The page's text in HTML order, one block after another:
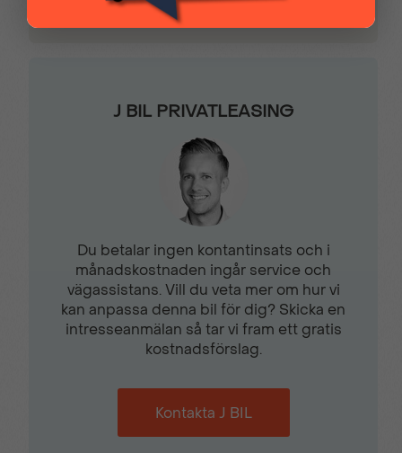
Färddator
Hastighetsbegränsare Hastighetsskyltavläsning
Helljusassistent Hill Start Assist
Höjdjusterbar
Inbyggd 3D navigation
Konstläderklädd ratt
J BIL PRIVATLEASING
Du betalar ingen kontantinsats och i
månadskostnaden ingår service och
vägassistans. Vill du veta mer om hur vi
kan anpassa denna bil för dig? Skicka en
intresseanmälan så tar vi fram ett gratis
kostnadsförslag.
Kontakta J BIL